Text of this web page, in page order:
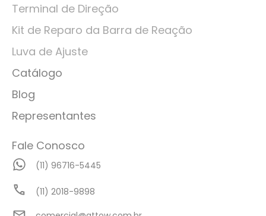
Terminal de Direção
Kit de Reparo da Barra de Reação
Luva de Ajuste
Catálogo
Blog
Representantes
Fale Conosco
(11) 96716-5445
(11) 2018-9898